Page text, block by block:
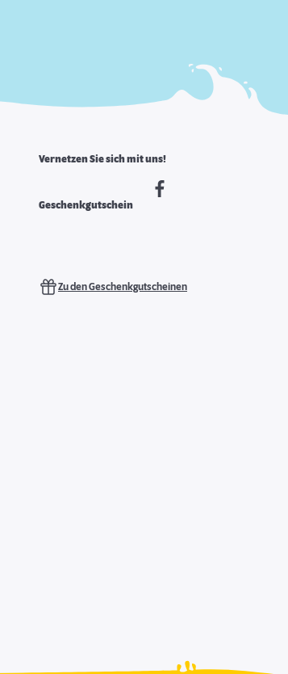
Vernetzen Sie sich mit uns!
Geschenkgutschein
Zu den Geschenkgutscheinen